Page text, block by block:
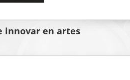
innovar en artes